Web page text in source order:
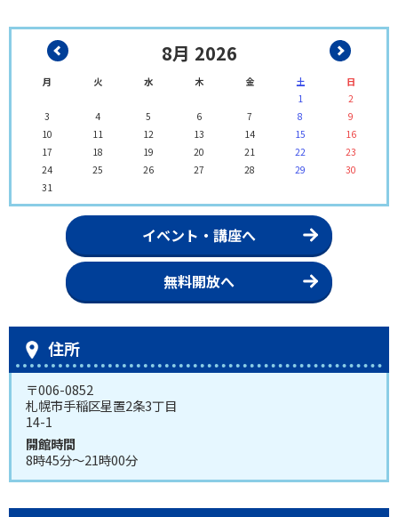
【更新日】2026年06月01日（月曜
日）
(新商品入荷!)ていぬグッズ
【更新日】
2025年07月01日（火曜
貸室使用料が改定されました(R7.7.1
～)
施設情報
【更新日】2024年06月01日（土曜
施設情報
【更新日】2026年07月15日（水曜
日）
8月無料開放予定表 7/15作成
【更新日】
2026年06月19日（金曜
7月無料開放予定表 6/19作成
無料開放
【更新日】2026年05月20日（水曜
無料開放
8月 2026
月 火 水 木 金 土
日
1
2
3
4 5 6 7 8
9
10
11 12 13 14 15
16
17
18 19 20 21 22
23
24
25 26 27 28 29
30
31
イベント・講座へ
無料開放へ
住所
〒006-0852
札幌市手稲区星置2条3丁目
14-1
開館時間
8時45分～21時00分